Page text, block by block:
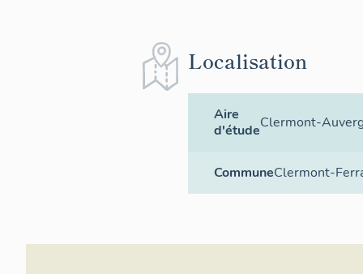
Localisation
Aire
d'étudeClermont-
CommuneClermont-